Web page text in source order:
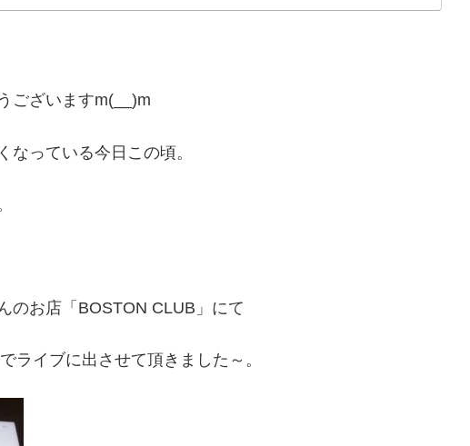
ございますm(__)m
なっている今日この頃。
のお店「BOSTON CLUB」にて
でライブに出させて頂きました～。